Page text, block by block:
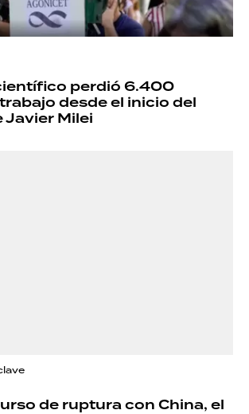
perdió 6.400
desde el inicio del
Milei
de ruptura con China, el